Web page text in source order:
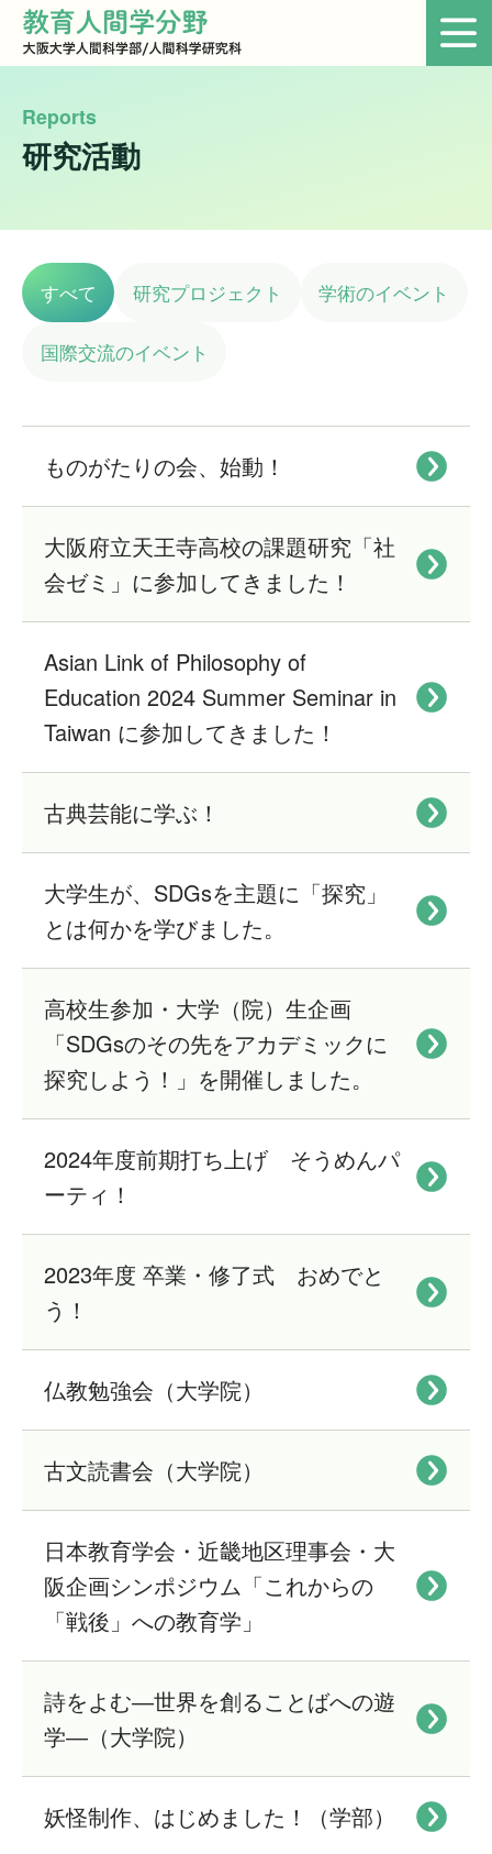
Skip
Reports
研究活動
すべて 研究プロジェクト 学術のイベント
国際交流のイベント
ものがたりの会、始動！
大阪府立天王寺高校の課題研究「社
会ゼミ」に参加してきました！
Asian Link of Philosophy of
Education 2024 Summer Seminar in
Taiwan に参加してきました！
古典芸能に学ぶ！
大学生が、SDGsを主題に「探究」
とは何かを学びました。
高校生参加・大学（院）生企画
「SDGsのその先をアカデミックに
探究しよう！」を開催しました。
2024年度前期打ち上げ そうめんパ
ーティ！
2023年度 卒業・修了式 おめでと
う！
仏教勉強会（大学院）
古文読書会（大学院）
日本教育学会・近畿地区理事会・大
阪企画シンポジウム「これからの
「戦後」への教育学」
詩をよむ―世界を創ることばへの遊
学―（大学院）
妖怪制作、はじめました！（学部）